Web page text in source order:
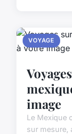
VOYAGE
image
Le Mexique
sur mesure,